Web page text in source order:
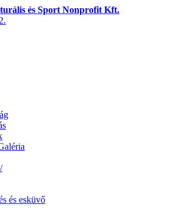
és Sport Nonprofit Kft.
és esküvő